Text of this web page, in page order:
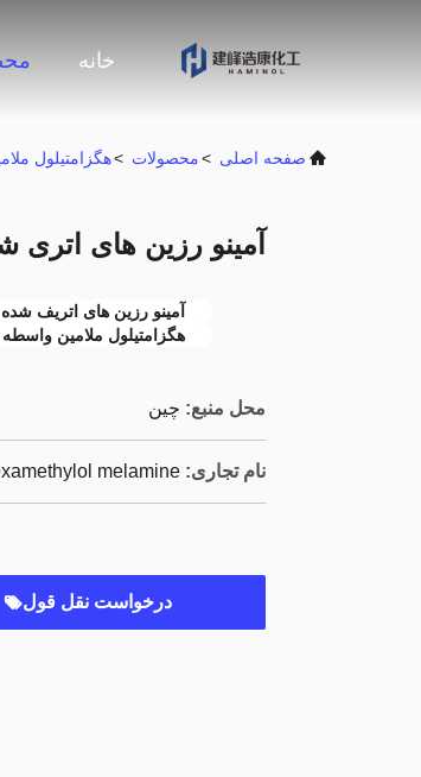
خانه
صفحه اصلی >محصولات >هگزامتیلول
آمینو رزین های اتری
آمینو رزین های اتریف شده
هگزامتیلول ملامین واسطه
محل منبع: چین
نام تجاری: melamine
درخواست نقل قول